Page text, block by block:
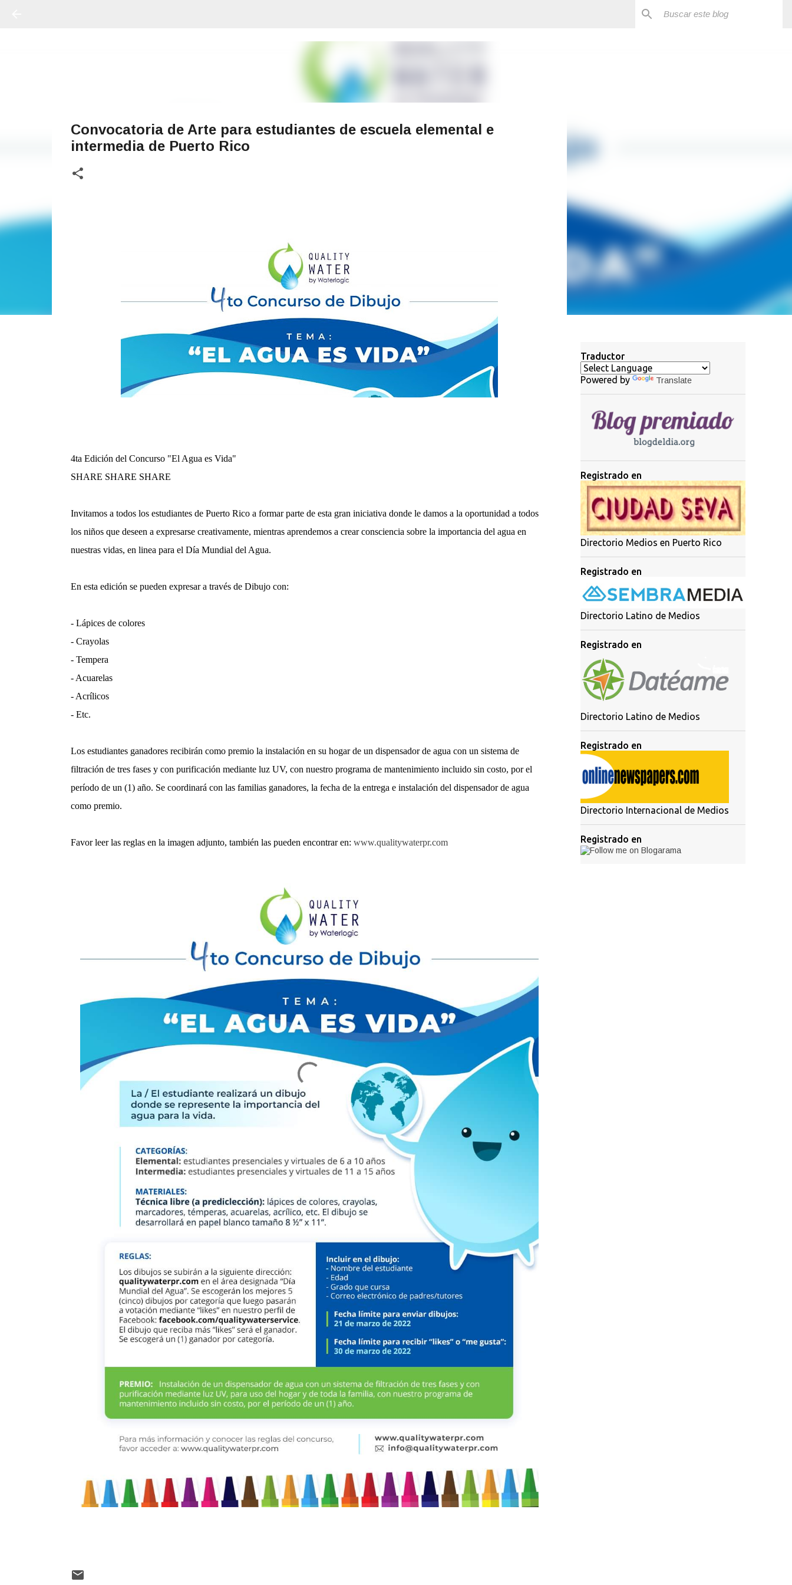
Convocatoria de Arte para estudiantes de escuela elemental e
intermedia de Puerto Rico
4ta Edición del Concurso "El Agua es Vida"
SHARE SHARE SHARE
Invitamos a todos los estudiantes de Puerto Rico a formar parte de esta gran iniciativa donde le damos a la oportunidad a todos
los niños que deseen a expresarse creativamente, mientras aprendemos a crear consciencia sobre la importancia del agua en
nuestras vidas, en linea para el Día Mundial del Agua.
En esta edición se pueden expresar a través de Dibujo con:
- Lápices de colores
- Crayolas
- Tempera
- Acuarelas
- Acrílicos
- Etc.
Los estudiantes ganadores recibirán como premio la instalación en su hogar de un dispensador de agua con un sistema de
filtración de tres fases y con purificación mediante luz UV, con nuestro programa de mantenimiento incluido sin costo, por el
período de un (1) año. Se coordinará con las familias ganadores, la fecha de la entrega e instalación del dispensador de agua
como premio.
Favor leer las reglas en la imagen adjunto, también las pueden encontrar en: www.qualitywaterpr.com
Traductor
Powered by Translate
Registrado en
Directorio Medios en Puerto Rico
Registrado en
Directorio Latino de Medios
Registrado en
Directorio Latino de Medios
Registrado en
Directorio Internacional de Medios
Registrado en